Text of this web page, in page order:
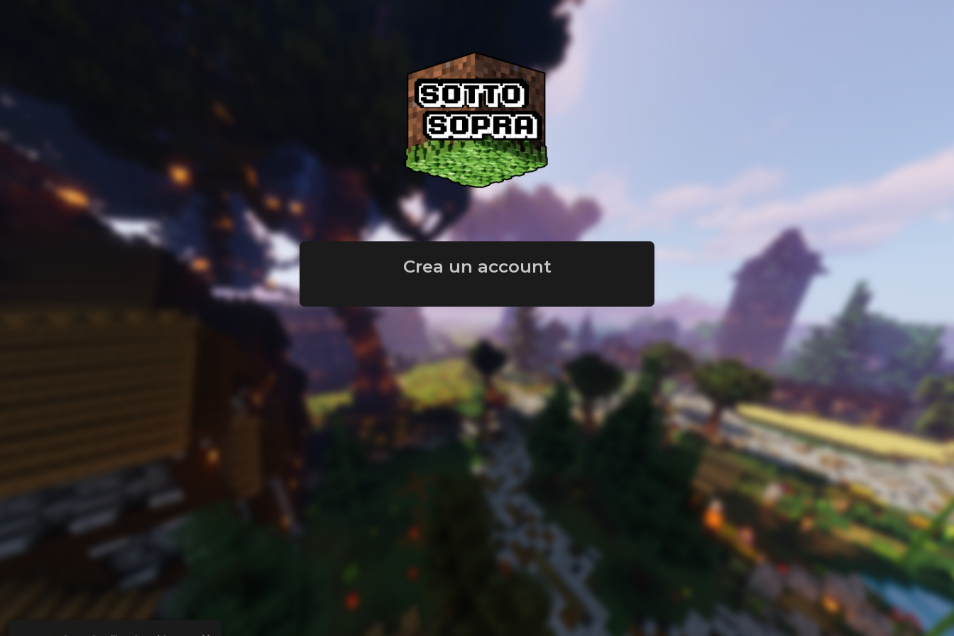
Crea un account